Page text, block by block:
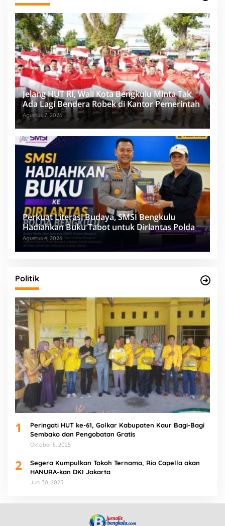
Jelang HUT RI, Wali Kota Bengkulu Minta Tak
Ada Lagi Bendera Robek di Kantor Pemerintah
Agustus 7, 2026
Perkuat Literasi Budaya, SMSI Bengkulu
Hadiahkan Buku Tabot untuk Dirlantas Polda
Agustus 4, 2026
Politik
1
Peringati HUT ke-61, Golkar Kabupaten Kaur Bagi-Bagi
Sembako dan Pengobatan Gratis
Oktober 8, 2025
2
Segera Kumpulkan Tokoh Ternama, Rio Capella akan
HANURA-kan DKI Jakarta
Juni 30, 2025